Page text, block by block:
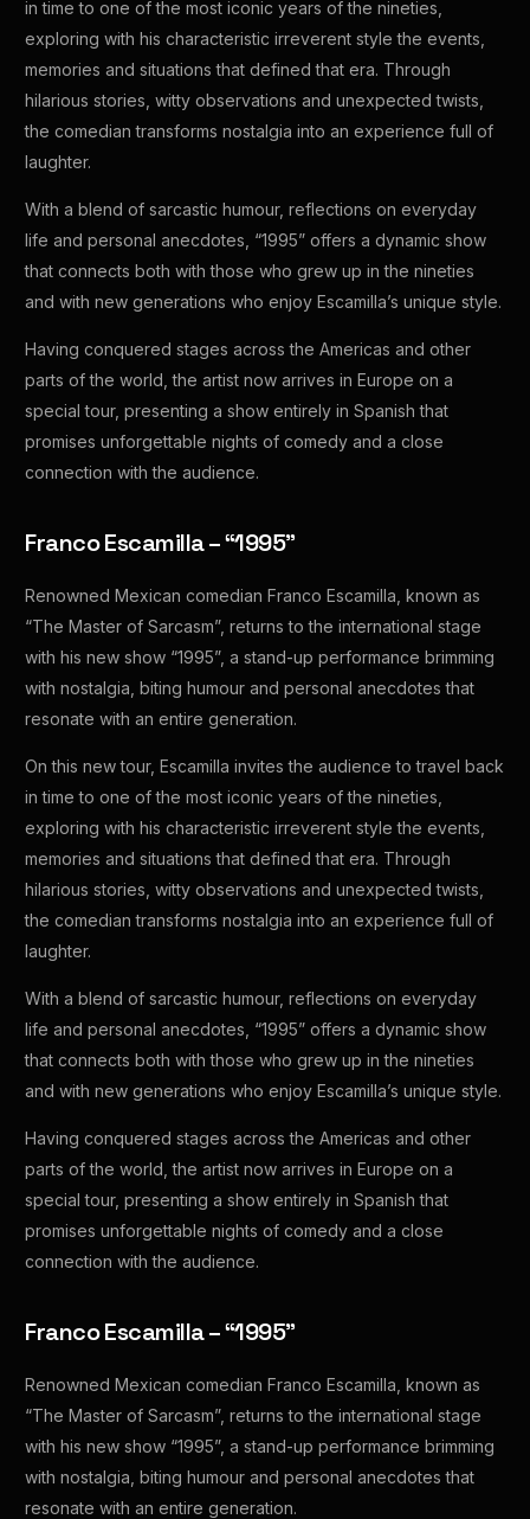
in time to one of the most iconic years of the nineties,
exploring with his characteristic irreverent style the events,
memories and situations that defined that era. Through
hilarious stories, witty observations and unexpected twists,
the comedian transforms nostalgia into an experience full of
laughter.
With a blend of sarcastic humour, reflections on everyday
life and personal anecdotes, “1995” offers a dynamic show
that connects both with those who grew up in the nineties
and with new generations who enjoy Escamilla’s unique style.
Having conquered stages across the Americas and other
parts of the world, the artist now arrives in Europe on a
special tour, presenting a show entirely in Spanish that
promises unforgettable nights of comedy and a close
connection with the audience.
Franco Escamilla – “1995”
Renowned Mexican comedian Franco Escamilla, known as
“The Master of Sarcasm”, returns to the international stage
with his new show “1995”, a stand-up performance brimming
with nostalgia, biting humour and personal anecdotes that
resonate with an entire generation.
On this new tour, Escamilla invites the audience to travel back
in time to one of the most iconic years of the nineties,
exploring with his characteristic irreverent style the events,
memories and situations that defined that era. Through
hilarious stories, witty observations and unexpected twists,
the comedian transforms nostalgia into an experience full of
laughter.
With a blend of sarcastic humour, reflections on everyday
life and personal anecdotes, “1995” offers a dynamic show
that connects both with those who grew up in the nineties
and with new generations who enjoy Escamilla’s unique style.
Having conquered stages across the Americas and other
parts of the world, the artist now arrives in Europe on a
special tour, presenting a show entirely in Spanish that
promises unforgettable nights of comedy and a close
connection with the audience.
Franco Escamilla – “1995”
Renowned Mexican comedian Franco Escamilla, known as
“The Master of Sarcasm”, returns to the international stage
with his new show “1995”, a stand-up performance brimming
with nostalgia, biting humour and personal anecdotes that
resonate with an entire generation.